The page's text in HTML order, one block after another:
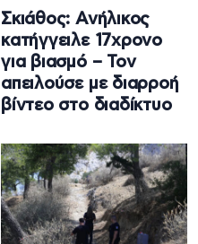
Σκιάθος: Ανήλικος
κατήγγειλε 17χρονο
για βιασμό – Τον
απειλούσε με διαρροή
βίντεο στο διαδίκτυο